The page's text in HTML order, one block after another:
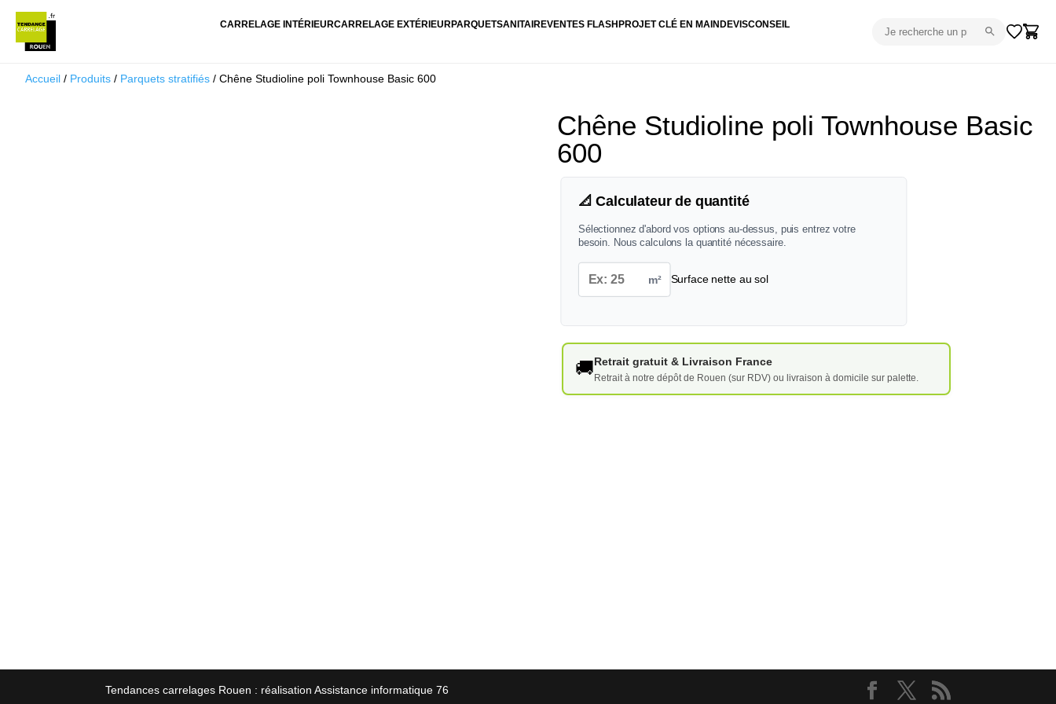
CARRELAGE INTÉRIEURCARRELAGE EXTÉRIEURPARQUETSANITAIREVENTES FLASH PROJET CLÉ EN MAIN DEVISCONSEIL
Accueil / Produits / Parquets stratifiés / Chêne Studioline poli Townhouse Basic 600
Chêne Studioline poli Townhouse Basic
600
📐 Calculateur de quantité
Sélectionnez d'abord vos options au-dessus, puis entrez votre
besoin. Nous calculons la quantité nécessaire.
m² Surface nette au sol
🚚Retrait gratuit & Livraison France
Retrait à notre dépôt de Rouen (sur RDV) ou livraison à domicile sur palette.
Tendances carrelages Rouen : réalisation Assistance informatique 76